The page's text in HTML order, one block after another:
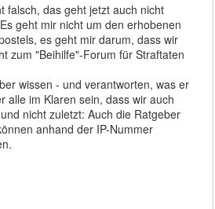
falsch, das geht jetzt auch nicht
geht mir nicht um den erhobenen
es geht mir darum, dass wir
zum "Beihilfe"-Forum für Straftaten
wissen - und verantworten, was er
alle im Klaren sein, dass wir auch
nicht zuletzt: Auch die Ratgeber
anhand der IP-Nummer